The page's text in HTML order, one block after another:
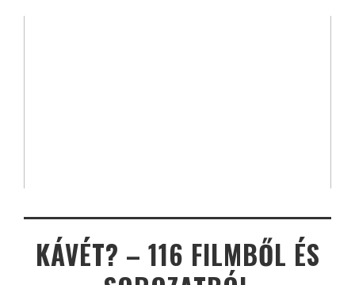
KÁVÉT? – 116 FILMBŐL ÉS